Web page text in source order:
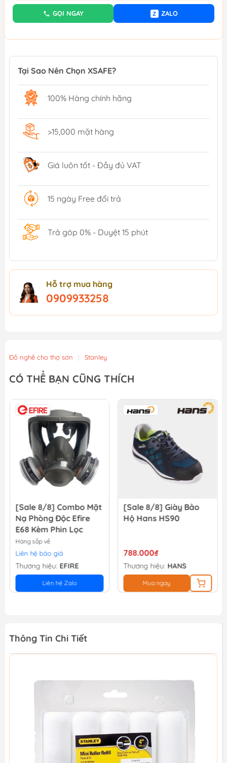
GỌI NGAY Z ZALO
Tại Sao Nên Chọn XSAFE?
100% Hàng chính hãng
>15,000 mặt hàng
Giá luôn tốt - Đầy đủ VAT
15 ngày Free đổi trả
Trả góp 0% - Duyệt 15 phút
Hỗ trợ mua hàng
0909933258
Đồ nghề cho thợ sơn | Stanley
CÓ THỂ BẠN CŨNG THÍCH
[Sale 8/8] Combo Mặt
Nạ Phòng Độc Efire
E68 Kèm Phin Lọc
Hàng sắp về
Liên hệ báo giá
Thương hiệu: EFIRE
Liên hệ Zalo
[Sale 8/8] Giày Bảo
Hộ Hans HS90
788.000₫
Thương hiệu: HANS
Mua ngay
Thông Tin Chi Tiết